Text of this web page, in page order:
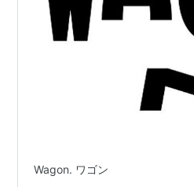
Wagon. ワゴン